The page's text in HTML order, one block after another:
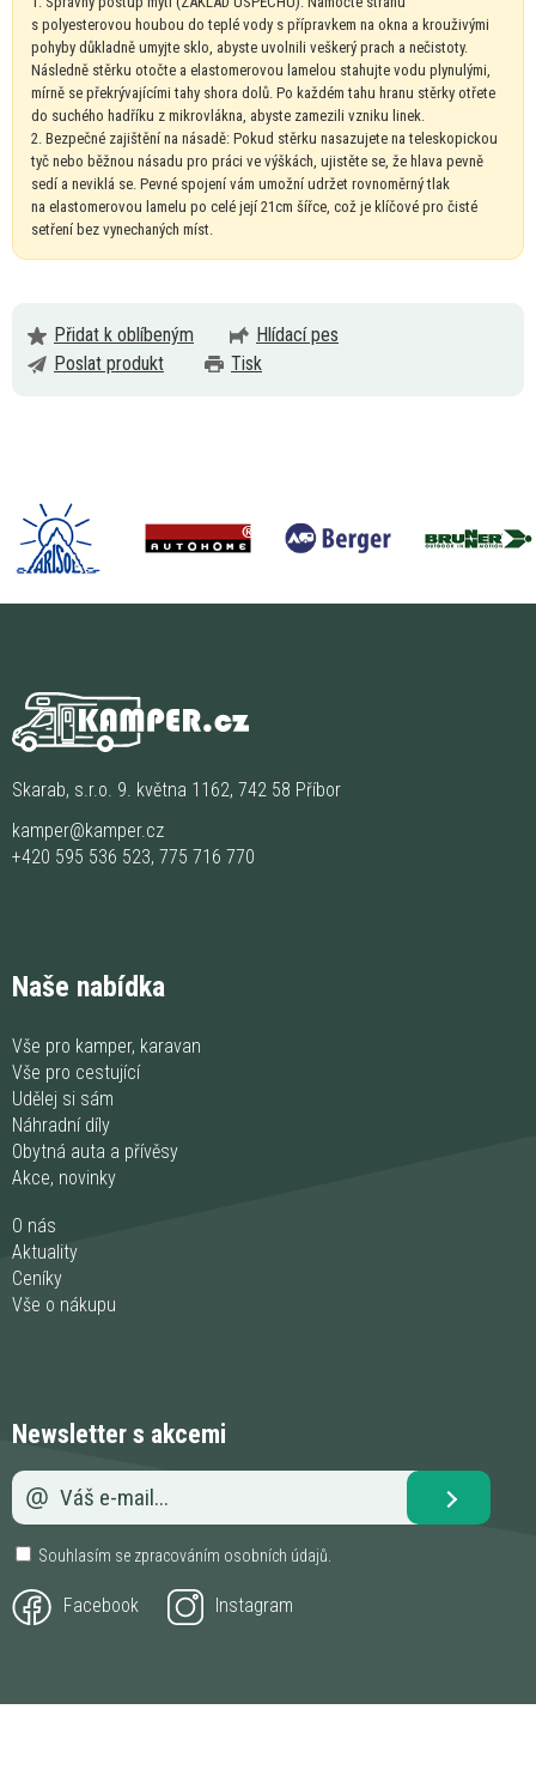
s polyesterovou houbou doteplé vody s přípravkem na okna a krouživými
pohyby důkladně umyjte sklo, abyste uvolnili veškerý prach a nečistoty.
Následně stěrku otočte a elastomerovou lamelou stahujte vodu plynulými,
mírně se překrývajícími tahy shora dolů. Po každém tahu hranu stěrky otřete
do suchého hadříku z mikrovlákna, abyste zamezili vzniku linek.
2. Bezpečné zajištění na násadě: Pokud stěrku nasazujete nateleskopickou
tyč nebo běžnou násadu pro práci ve výškách, ujistěte se, že hlava pevně
sedí a neviklá se. Pevné spojení vám umožní udržet rovnoměrný tlak
na elastomerovou lamelu po celé její 21cm šířce, což je klíčové pro čisté
setření bez vynechaných míst.
Přidat k oblíbeným
Hlídací pes
Poslat produkt
Tisk
Skarab, s.r.o. 9. května 1162, 742 58 Příbor
kamper@kamper.cz
+420 595 536 523, 775 716 770
Naše nabídka
Vše pro kamper, karavan
Vše pro cestující
Udělej si sám
Náhradní díly
Obytná auta a přívěsy
Akce, novinky
O nás
Aktuality
Ceníky
Vše o nákupu
Newsletter s akcemi
Souhlasím se zpracováním osobních údajů.
Facebook Instagram